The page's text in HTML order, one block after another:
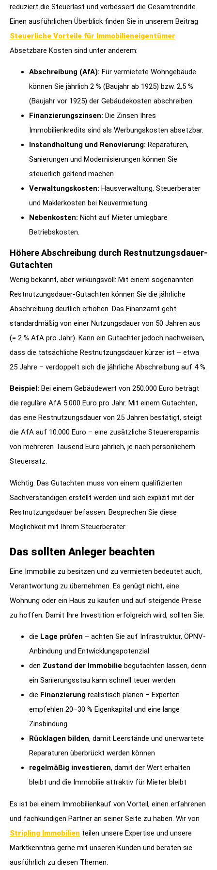
reduziert die Steuerlast und verbessert die Gesamtrendite.
Einen ausführlichen Überblick finden Sie in unserem Beitrag
Steuerliche Vorteile für Immobilieneigentümer.
Absetzbare Kosten sind unter anderem:
Abschreibung (AfA): Für vermietete Wohngebäude
können Sie jährlich 2 % (Baujahr ab 1925) bzw. 2,5 %
(Baujahr vor 1925) der Gebäudekosten abschreiben.
Finanzierungszinsen: Die Zinsen Ihres
Immobilienkredits sind als Werbungskosten absetzbar.
Instandhaltung und Renovierung: Reparaturen,
Sanierungen und Modernisierungen können Sie
steuerlich geltend machen.
Verwaltungskosten: Hausverwaltung, Steuerberater
und Maklerkosten bei Neuvermietung.
Nebenkosten: Nicht auf Mieter umlegbare
Betriebskosten.
Höhere Abschreibung durch Restnutzungsdauer-
Gutachten
Wenig bekannt, aber wirkungsvoll: Mit einem sogenannten
Restnutzungsdauer-Gutachten können Sie die jährliche
Abschreibung deutlich erhöhen. Das Finanzamt geht
standardmäßig von einer Nutzungsdauer von 50 Jahren aus
(= 2 % AfA pro Jahr). Kann ein Gutachter jedoch nachweisen,
dass die tatsächliche Restnutzungsdauer kürzer ist – etwa
25 Jahre – verdoppelt sich die jährliche Abschreibung auf 4 %.
Beispiel: Bei einem Gebäudewert von 250.000 Euro beträgt
die reguläre AfA 5.000 Euro pro Jahr. Mit einem Gutachten,
das eine Restnutzungsdauer von 25 Jahren bestätigt, steigt
die AfA auf 10.000 Euro – eine zusätzliche Steuerersparnis
von mehreren Tausend Euro jährlich, je nach persönlichem
Steuersatz.
Wichtig: Das Gutachten muss von einem qualifizierten
Sachverständigen erstellt werden und sich explizit mit der
Restnutzungsdauer befassen. Besprechen Sie diese
Möglichkeit mit Ihrem Steuerberater.
Das sollten Anleger beachten
Eine Immobilie zu besitzen und zu vermieten bedeutet auch,
Verantwortung zu übernehmen. Es genügt nicht, eine
Wohnung oder ein Haus zu kaufen und auf steigende Preise
zu hoffen. Damit Ihre Investition erfolgreich wird, sollten Sie:
die Lage prüfen – achten Sie auf Infrastruktur, ÖPNV-
Anbindung und Entwicklungspotenzial
den Zustand der Immobilie begutachten lassen, denn
ein Sanierungsstau kann schnell teuer werden
die Finanzierung realistisch planen – Experten
empfehlen 20–30 % Eigenkapital und eine lange
Zinsbindung
Rücklagen bilden, damit Leerstände und unerwartete
Reparaturen überbrückt werden können
regelmäßig investieren, damit der Wert erhalten
bleibt und die Immobilie attraktiv für Mieter bleibt
Es ist bei einem Immobilienkauf von Vorteil, einen erfahrenen
und fachkundigen Partner an seiner Seite zu haben. Wir von
Stripling Immobilien teilen unsere Expertise und unsere
Marktkenntnis gerne mit unseren Kunden und beraten sie
ausführlich zu diesen Themen.